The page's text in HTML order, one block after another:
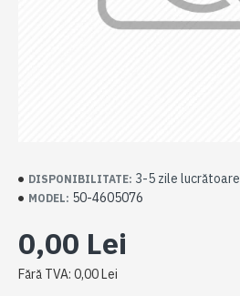
DISPONIBILITATE: 3-5 zile lucrătoare
MODEL: 50-4605076
0,00 Lei
Fără TVA: 0,00 Lei